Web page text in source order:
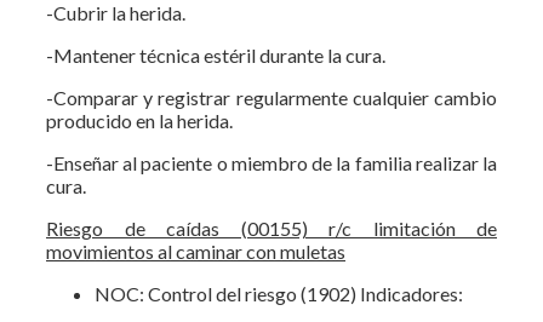
-Cubrir la herida.
-Mantener técnica estéril durante la cura.
-Comparar y registrar regularmente cualquier cambio
producido en la herida.
-Enseñar al paciente o miembro de la familia realizar la
cura.
Riesgo de caídas (00155) r/c limitación de
movimientos al caminar con muletas
NOC: Control del riesgo (1902) Indicadores: